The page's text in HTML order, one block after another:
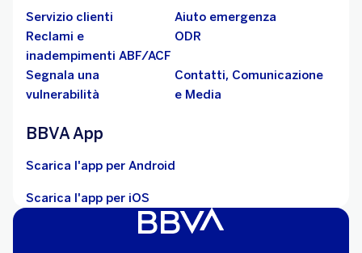
Servizio clienti
Aiuto emergenza
Reclami e
inadempimenti ABF/ACF
ODR
Segnala una
vulnerabilità
Contatti, Comunicazione
e Media
BBVA App
Scarica l'app per Android
Scarica l'app per iOS